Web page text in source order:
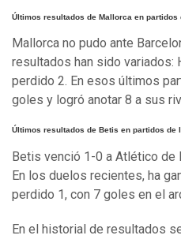
Últimos resultados de Mallorca en partidos
Mallorca no pudo ante
resultados han sido variados:
perdido 2. En esos últimos
goles y logró anotar 8 a sus
Últimos resultados de Betis en partidos de
Betis venció 1-0 a Atlético de
En los duelos recientes, ha
perdido 1, con 7 goles en el
En el historial de resultados